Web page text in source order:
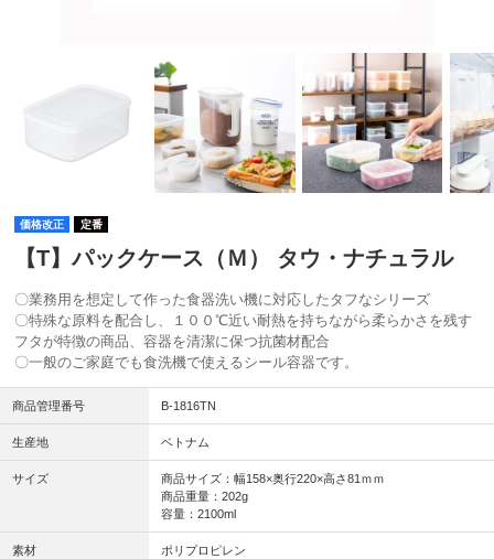
価格改正 定番
【T】パックケース（Ｍ） タウ・ナチュラル
〇業務用を想定して作った食器洗い機に対応したタフなシリーズ
〇特殊な原料を配合し、１００℃近い耐熱を持ちながら柔らかさを残す
フタが特徴の商品、容器を清潔に保つ抗菌材配合
〇一般のご家庭でも食洗機で使えるシール容器です。
商品管理番号 B-1816TN
生産地 ベトナム
サイズ
商品サイズ：幅158×奥行220×高さ81ｍｍ
商品重量：202g
容量：2100ml
素材 ポリプロピレン